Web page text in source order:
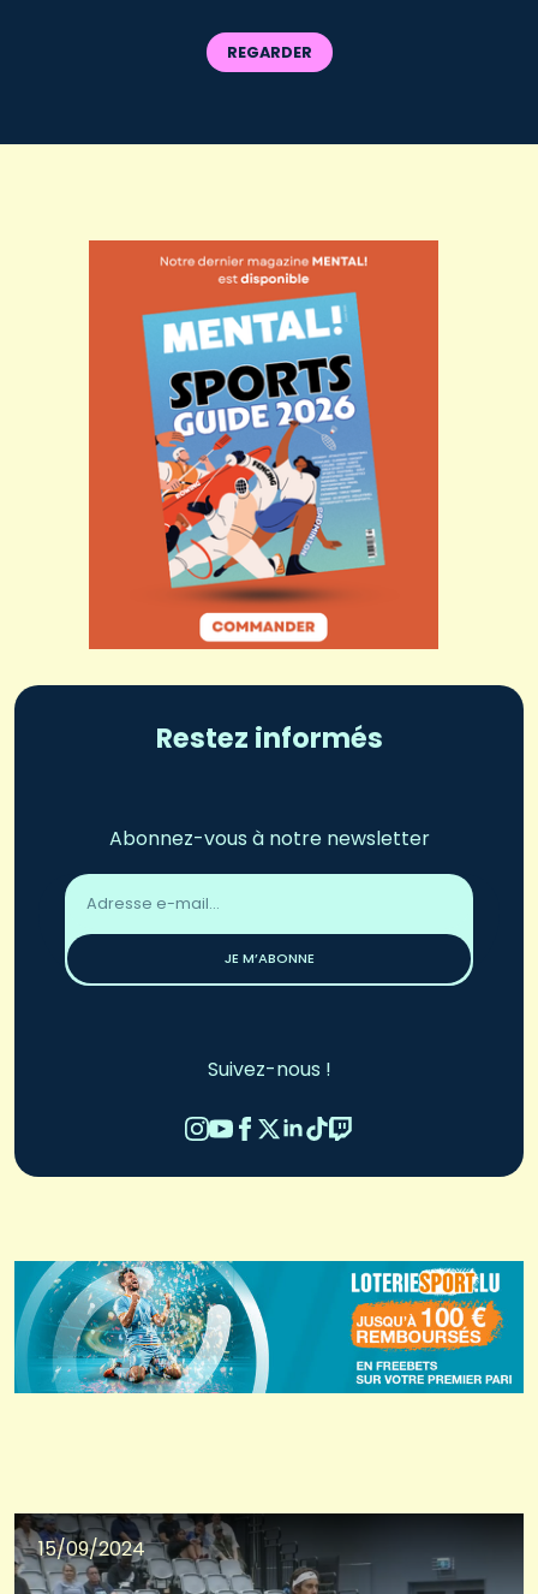
REGARDER
Restez informés
Abonnez-vous à notre newsletter
Adresse
email
JE M’ABONNE
Suivez-nous !
15/09/2024